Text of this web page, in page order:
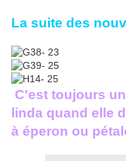
La suite des
C'est toujours
linda quand elle
à éperon ou